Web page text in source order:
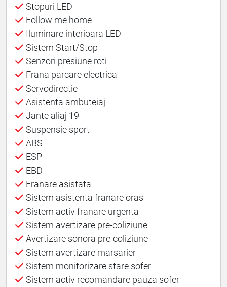
Stopuri LED
Follow me home
Iluminare interioara LED
Sistem Start/Stop
Senzori presiune roti
Frana parcare electrica
Servodirectie
Asistenta ambuteiaj
Jante aliaj 19
Suspensie sport
ABS
ESP
EBD
Franare asistata
Sistem asistenta franare oras
Sistem activ franare urgenta
Sistem avertizare pre-coliziune
Avertizare sonora pre-coliziune
Sistem avertizare marsarier
Sistem monitorizare stare sofer
Sistem activ recomandare pauza sofer